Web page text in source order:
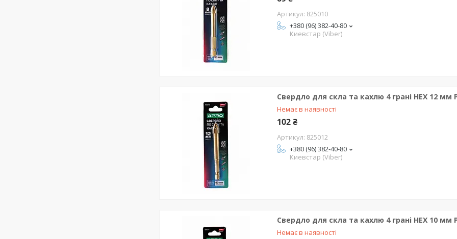
825010
+380 (96) 382-40-80
Киевстар (Viber)
Свердло для скла та кахлю 4 грані HEX 12 мм
Немає в наявності
102 ₴
825012
+380 (96) 382-40-80
Киевстар (Viber)
Свердло для скла та кахлю 4 грані HEX 10 мм
Немає в наявності